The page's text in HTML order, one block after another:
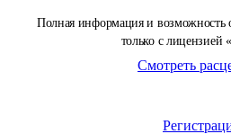
Полная информация и возможность
только с лицензией
Смотреть